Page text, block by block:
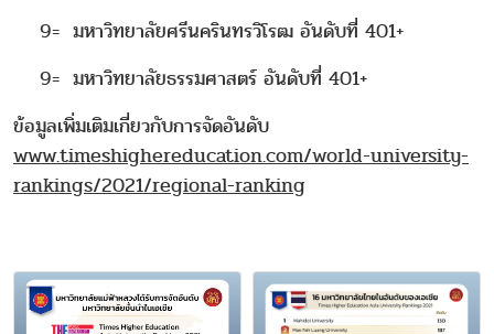
9= มหาวิทยาลัยศรีนครินทรวิโรฒ อันดับที่ 401+
9= มหาวิทยาลัยธรรมศาสตร์ อันดับที่ 401+
ข้อมูลเพิ่มเติมเกี่ยวกับการจัดอันดับ
www.timeshighereducation.com/world-university-
rankings/2021/regional-ranking